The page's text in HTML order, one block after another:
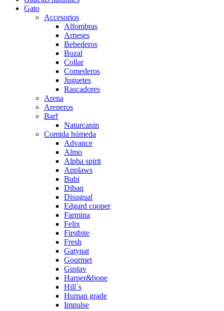
Gato
Accesorios
Alfombras
Arneses
Bebederos
Bozal
Collar
Comederos
Juguetes
Rascadores
Arena
Areneros
Barf
Naturcanin
Comida húmeda
Advance
Almo
Alpha spirit
Applaws
Bubi
Dibaq
Disugual
Edgard cooper
Farmina
Felix
Firstbite
Fresh
Gatynat
Gourmet
Gustav
Harper&bone
Hill´s
Human grade
Impulse